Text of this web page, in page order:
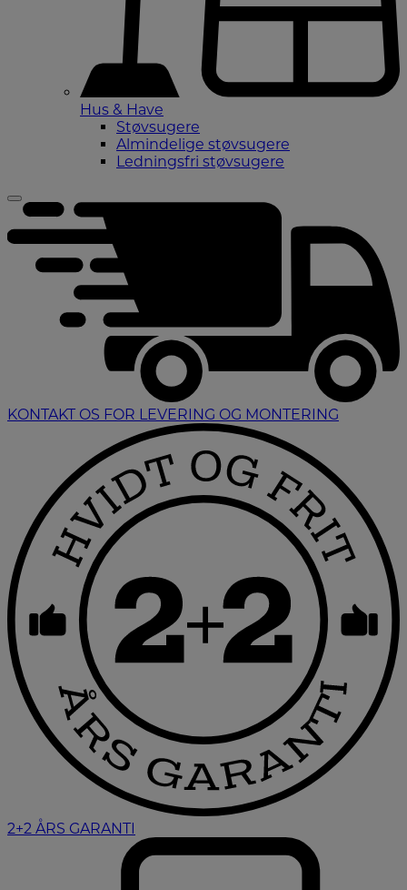
Hus & Have
Støvsugere
Almindelige støvsugere
Ledningsfri støvsugere
KONTAKT OS FOR LEVERING OG MONTERING
2+2 ÅRS GARANTI